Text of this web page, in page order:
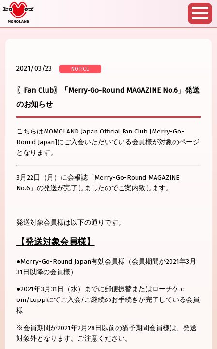
2021/03/23 NOTICE
〖Fan Club〗「Merry-Go-Round MAGAZINE No.6」発送
のお知らせ
こちらはMOMOLAND Japan Official Fan Club [Merry-Go-
Round Japan]にご入会いただいている会員様が対象のページ
となります。
3月22日（月）に会報誌「Merry-Go-Round MAGAZINE
No.6」の発送が完了しましたのでご案内致します。
発送対象会員様は以下の通りです。
【発送対象会員様】
●Merry-Go-Round Japan有効会員様（会員期間が2021年3月
31日以降の会員様）
●2021年3月31日（水）までに郵便振替またはローチケ.c
om/Loppiにてご入会/ご継続のお手続きが完了している会員
様
※会員期間が2021年2月28日以前の猶予期間会員様は、発送
対象外となります。ご注意ください。